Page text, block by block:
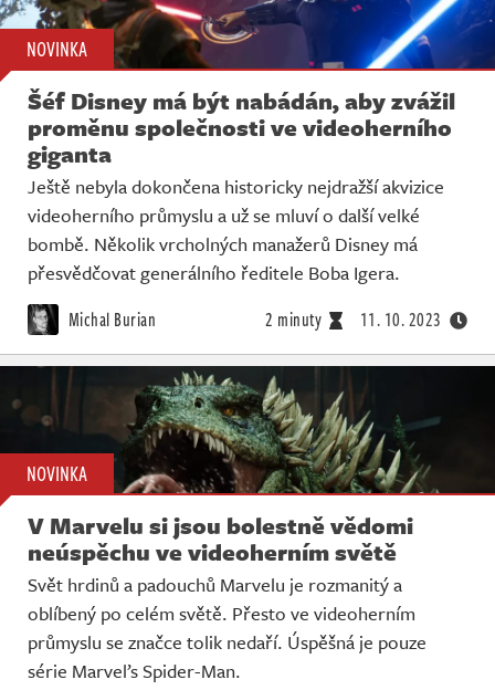
NOVINKA
Šéf Disney má být nabádán, aby zvážil
proměnu společnosti ve videoherního
giganta
Ještě nebyla dokončena historicky nejdražší akvizice
videoherního průmyslu a už se mluví o další velké
bombě. Několik vrcholných manažerů Disney má
přesvědčovat generálního ředitele Boba Igera.
Michal Burian 2 minuty 11. 10. 2023
NOVINKA
V Marvelu si jsou bolestně vědomi
neúspěchu ve videoherním světě
Svět hrdinů a padouchů Marvelu je rozmanitý a
oblíbený po celém světě. Přesto ve videoherním
průmyslu se značce tolik nedaří. Úspěšná je pouze
série Marvel’s Spider-Man.